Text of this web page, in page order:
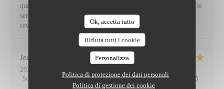
Ok, accetta tutto
Rifiuta tutti i cookie
Personalizza
Politica di protezione dei dati personali
Politica di gestione dei cookie
qualité et la présentation de l'assiette (poissons) en passant par le
service du vin, nous avons apprécié ce dîner et souhaitons
revenir. Bravo & merci +++
Jean Louis
2026-07-30
Servizio
Atmosfera: 4/5 Cucina: 5/5 Qualità / Prezzo /5